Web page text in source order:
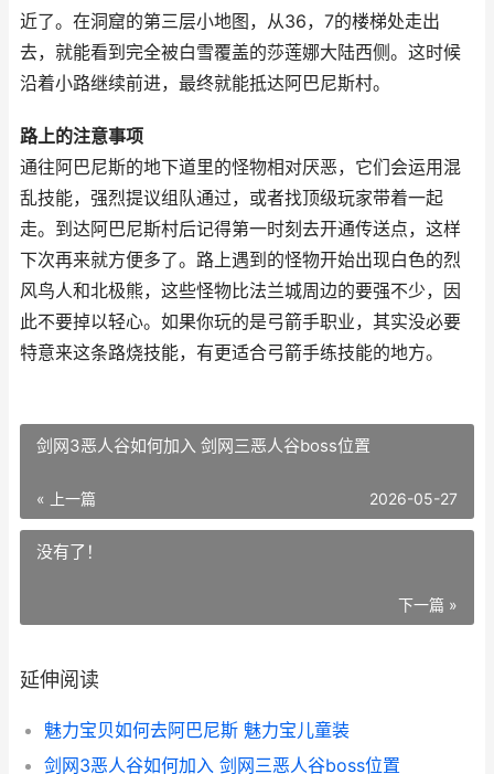
近了。在洞窟的第三层小地图，从36，7的楼梯处走出
去，就能看到完全被白雪覆盖的莎莲娜大陆西侧。这时候
沿着小路继续前进，最终就能抵达阿巴尼斯村。
路上的注意事项
通往阿巴尼斯的地下道里的怪物相对厌恶，它们会运用混
乱技能，强烈提议组队通过，或者找顶级玩家带着一起
走。到达阿巴尼斯村后记得第一时刻去开通传送点，这样
下次再来就方便多了。路上遇到的怪物开始出现白色的烈
风鸟人和北极熊，这些怪物比法兰城周边的要强不少，因
此不要掉以轻心。如果你玩的是弓箭手职业，其实没必要
特意来这条路烧技能，有更适合弓箭手练技能的地方。
剑网3恶人谷如何加入 剑网三恶人谷boss位置
« 上一篇 2026-05-27
没有了！
下一篇 »
延伸阅读
魅力宝贝如何去阿巴尼斯 魅力宝儿童装
剑网3恶人谷如何加入 剑网三恶人谷boss位置